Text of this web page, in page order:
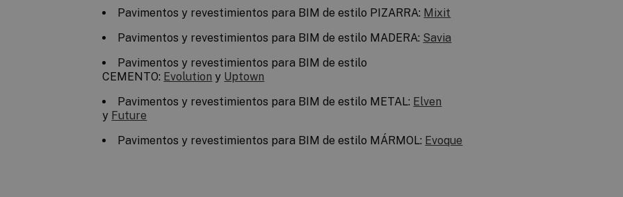
Pavimentos y revestimientos para BIM de estilo PIZARRA: Mixit
Pavimentos y revestimientos para BIM de estilo MADERA: Savia
Pavimentos y revestimientos para BIM de estilo
CEMENTO: Evolution y Uptown
Pavimentos y revestimientos para BIM de estilo METAL: Elven
y Future
Pavimentos y revestimientos para BIM de estilo MÁRMOL: Evoque